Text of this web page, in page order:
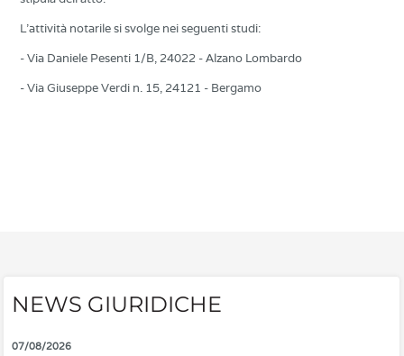
L'attività notarile si svolge nei seguenti studi:
- Via Daniele Pesenti 1/B, 24022 - Alzano Lombardo
- Via Giuseppe Verdi n. 15, 24121 - Bergamo
NEWS GIURIDICHE
07/08/2026